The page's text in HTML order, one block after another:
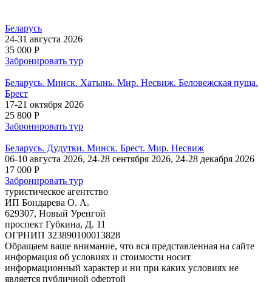
Беларусь
24-31 августа 2026
35 000 P
Забронировать тур
Беларусь. Минск. Хатынь. Мир. Несвиж. Беловежская пуща.
Брест
17-21 октября 2026
25 800 P
Забронировать тур
Беларусь. Дудутки. Минск. Брест. Мир. Несвиж
06-10 августа 2026, 24-28 сентября 2026, 24-28 декабря 2026
17 000 P
Забронировать тур
туристическое агентство
ИП Бондарева О. А.
629307, Новый Уренгой
проспект Губкина, Д. 11
ОГРНИП 323890100013828
Обращаем ваше внимание, что вся представленная на сайте
информация об условиях и стоимости носит
информационный характер и ни при каких условиях не
является публичной офертой